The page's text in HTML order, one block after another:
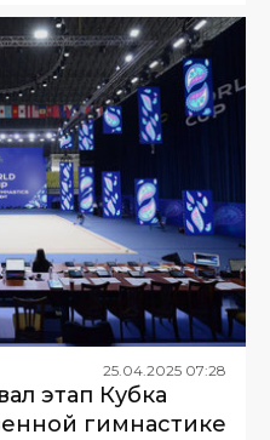
25.04.2025 07:28
этап Кубка
гимнастике